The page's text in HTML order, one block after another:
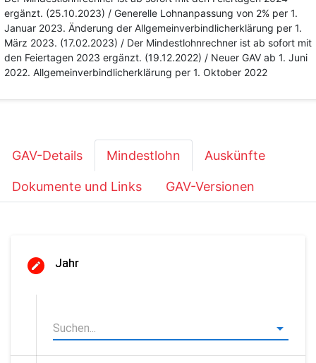
ergänzt. (25.10.2023) / Generelle Lohnanpassung von 2% per 1.
Januar 2023. Änderung der Allgemeinverbindlicherklärung per 1.
März 2023. (17.02.2023) / Der Mindestlohnrechner ist ab sofort mit
den Feiertagen 2023 ergänzt. (19.12.2022) / Neuer GAV ab 1. Juni
2022. Allgemeinverbindlicherklärung per 1. Oktober 2022
GAV-Details Mindestlohn Auskünfte
Dokumente und Links GAV-Versionen
Jahr